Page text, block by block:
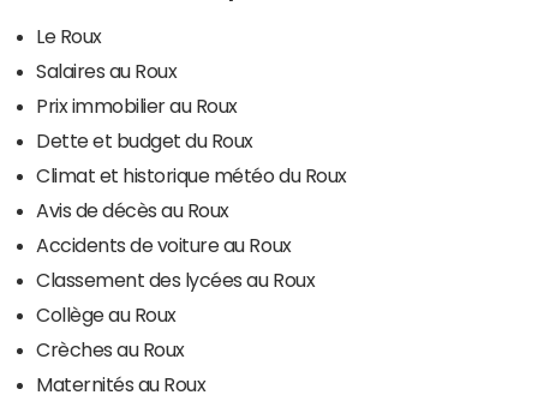
Le Roux
Salaires au Roux
Prix immobilier au Roux
Dette et budget du Roux
Climat et historique météo du Roux
Avis de décès au Roux
Accidents de voiture au Roux
Classement des lycées au Roux
Collège au Roux
Crèches au Roux
Maternités au Roux